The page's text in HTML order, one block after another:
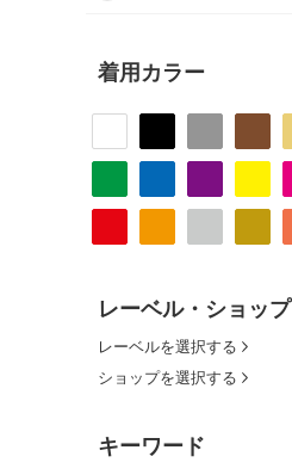
着用カラー
レーベル・ショップ
レーベルを選択する
ショップを選択する
キーワード